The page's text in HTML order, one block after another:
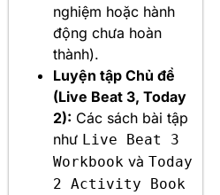
nghiệm hoặc hành
động chưa hoàn
thành).
Luyện tập Chủ đề
(Live Beat 3, Today
2): Các sách bài tập
như Live Beat 3
Workbook và Today
2 Activity Book